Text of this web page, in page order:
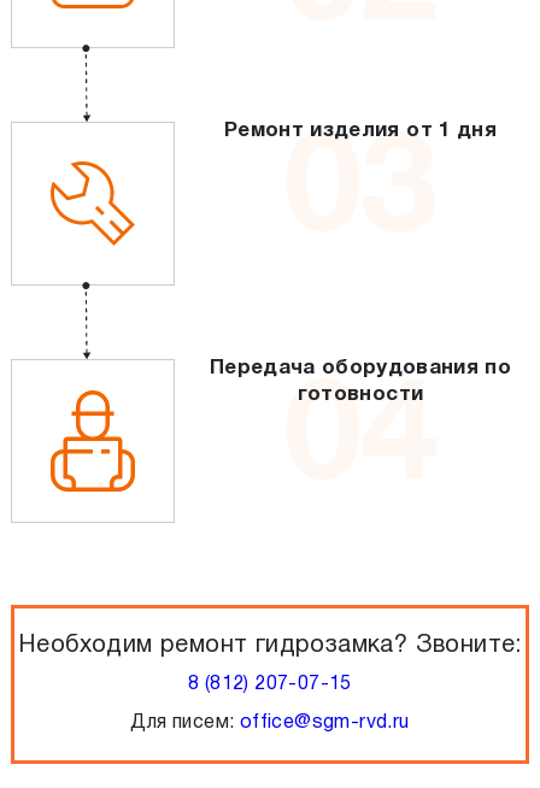
Ремонт изделия от 1 дня
04
Передача оборудования по
готовности
Необходим ремонт гидрозамка? Звоните:
8 (812) 207-07-15
Для писем: office@sgm-rvd.ru